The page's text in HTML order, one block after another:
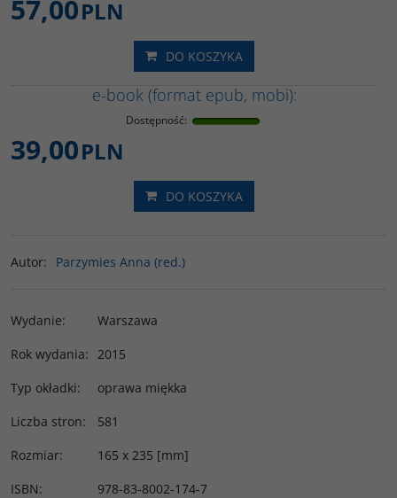
57,00PLN
DO KOSZYKA
e-book (format epub, mobi):
Dostępność:
39,00PLN
DO KOSZYKA
Autor: Parzymies Anna (red.)
Wydanie:
Warszawa
Rok wydania: 2015
Typ okładki:
oprawa miękka
Liczba stron:
581
Rozmiar:
165 x 235 [mm]
ISBN: 978-83-8002-174-7